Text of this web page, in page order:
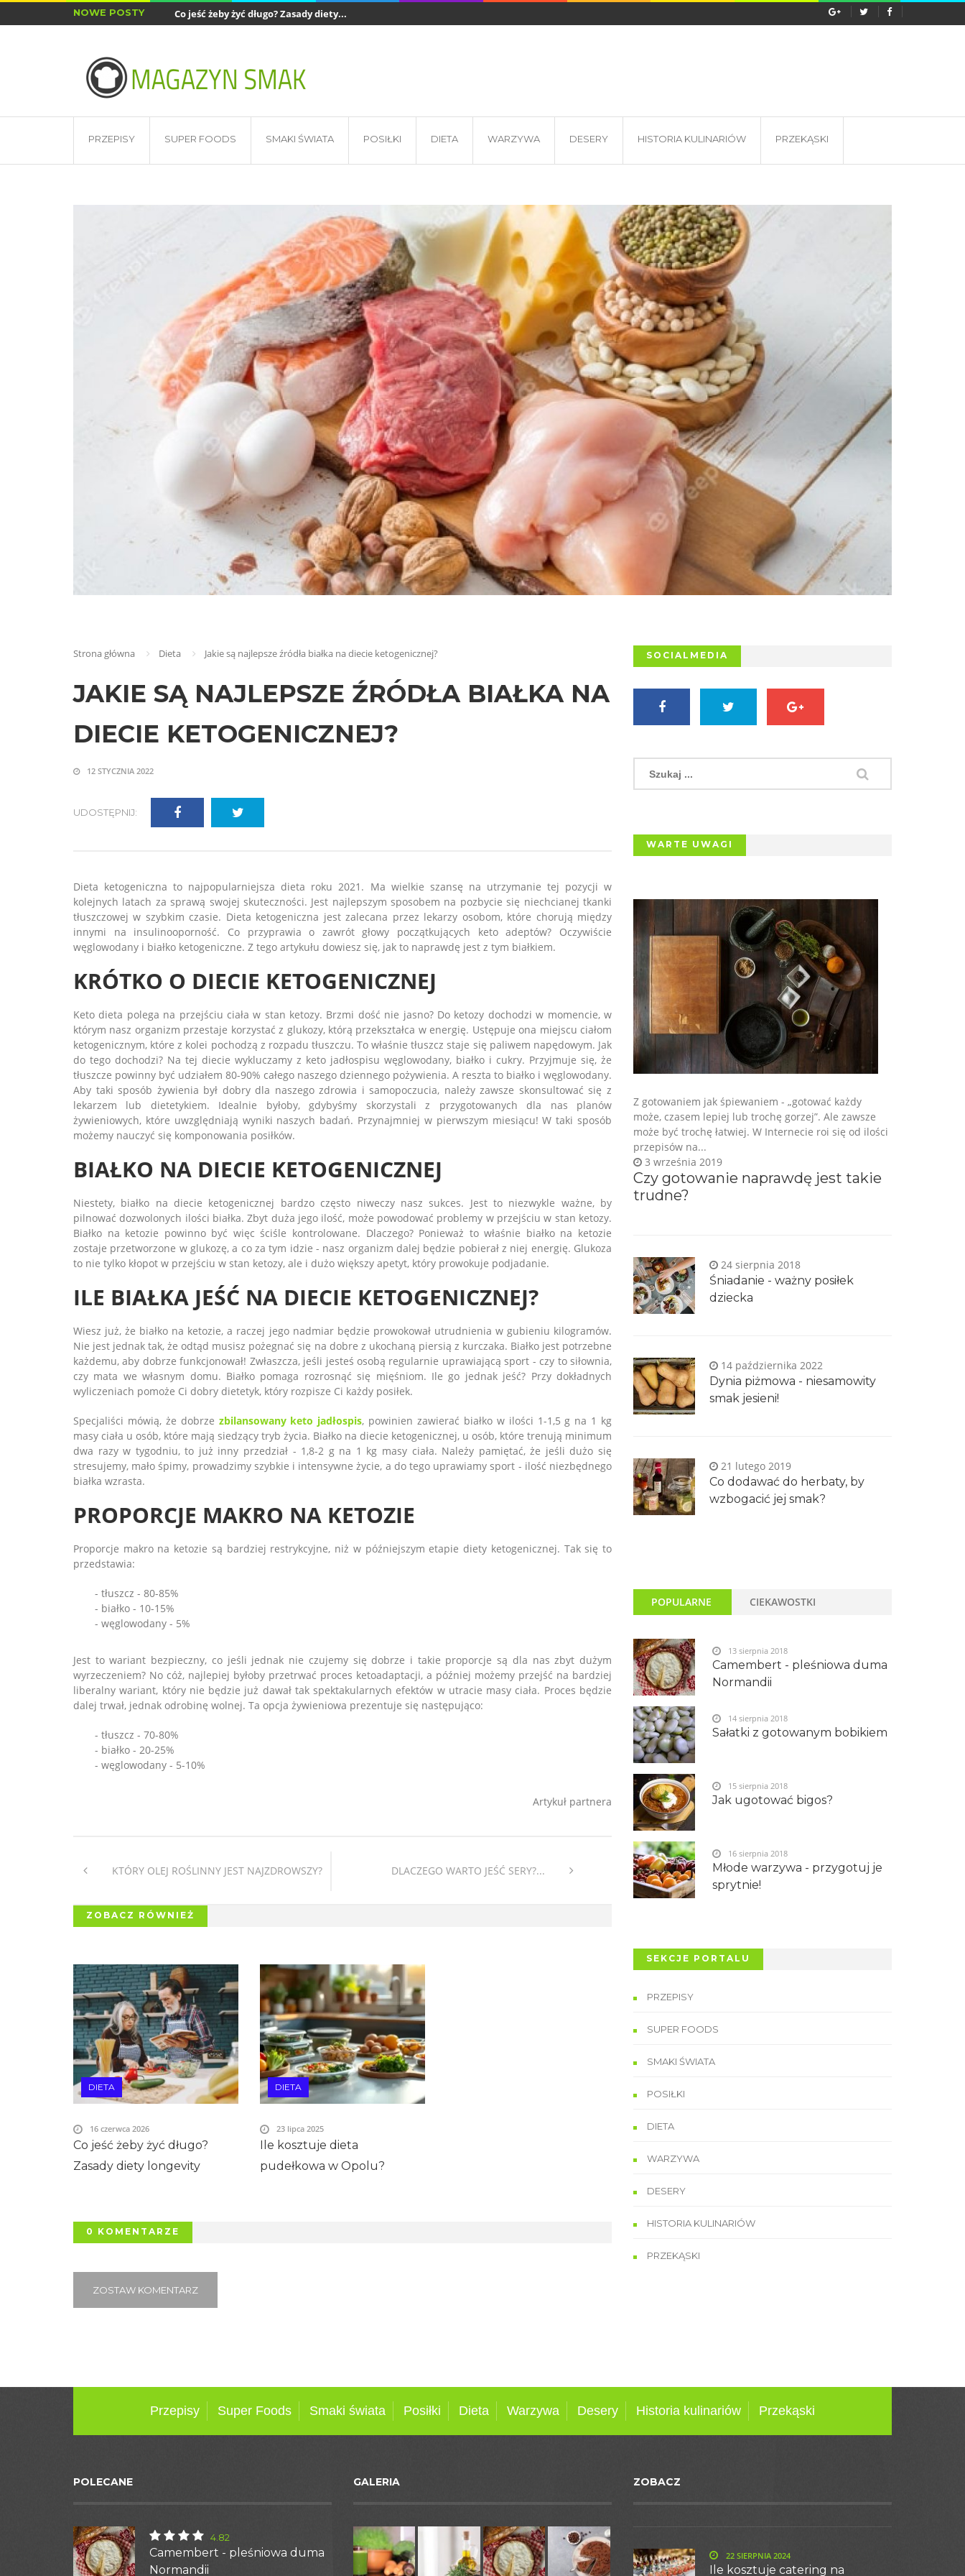
NOWE POSTY Co jeść żeby żyć długo? Zasady diety...
Najlepsze akcesoria do air fryera - wkładki...
PRZEPISY SUPER FOODS SMAKI ŚWIATA POSIŁKI DIETA WARZYWA DESERY HISTORIA KULINARIÓW PRZEKĄSKI
Strona główna Dieta Jakie są najlepsze źródła białka na diecie ketogenicznej?
JAKIE SĄ NAJLEPSZE ŹRÓDŁA BIAŁKA NA
DIECIE KETOGENICZNEJ?
12 STYCZNIA 2022
UDOSTĘPNIJ:
​Dieta ketogeniczna to najpopularniejsza dieta roku 2021. Ma wielkie szansę na utrzymanie tej pozycji w
kolejnych latach za sprawą swojej skuteczności. Jest najlepszym sposobem na pozbycie się niechcianej tkanki
tłuszczowej w szybkim czasie. Dieta ketogeniczna jest zalecana przez lekarzy osobom, które chorują między
innymi na insulinooporność. Co przyprawia o zawrót głowy początkujących keto adeptów? Oczywiście
węglowodany i białko ketogeniczne. Z tego artykułu dowiesz się, jak to naprawdę jest z tym białkiem.
KRÓTKO O DIECIE KETOGENICZNEJ
Keto dieta polega na przejściu ciała w stan ketozy. Brzmi dość nie jasno? Do ketozy dochodzi w momencie, w
którym nasz organizm przestaje korzystać z glukozy, którą przekształca w energię. Ustępuje ona miejscu ciałom
ketogenicznym, które z kolei pochodzą z rozpadu tłuszczu. To właśnie tłuszcz staje się paliwem napędowym. Jak
do tego dochodzi? Na tej diecie wykluczamy z keto jadłospisu węglowodany, białko i cukry. Przyjmuje się, że
tłuszcze powinny być udziałem 80-90% całego naszego dziennego pożywienia. A reszta to białko i węglowodany.
Aby taki sposób żywienia był dobry dla naszego zdrowia i samopoczucia, należy zawsze skonsultować się z
lekarzem lub dietetykiem. Idealnie byłoby, gdybyśmy skorzystali z przygotowanych dla nas planów
żywieniowych, które uwzględniają wyniki naszych badań. Przynajmniej w pierwszym miesiącu! W taki sposób
możemy nauczyć się komponowania posiłków.
BIAŁKO NA DIECIE KETOGENICZNEJ
Niestety, białko na diecie ketogenicznej bardzo często niweczy nasz sukces. Jest to niezwykle ważne, by
pilnować dozwolonych ilości białka. Zbyt duża jego ilość, może powodować problemy w przejściu w stan ketozy.
Białko na ketozie powinno być więc ściśle kontrolowane. Dlaczego? Ponieważ to właśnie białko na ketozie
zostaje przetworzone w glukozę, a co za tym idzie - nasz organizm dalej będzie pobierał z niej energię. Glukoza
to nie tylko kłopot w przejściu w stan ketozy, ale i dużo większy apetyt, który prowokuje podjadanie.
ILE BIAŁKA JEŚĆ NA DIECIE KETOGENICZNEJ?
Wiesz już, że białko na ketozie, a raczej jego nadmiar będzie prowokował utrudnienia w gubieniu kilogramów.
Nie jest jednak tak, że odtąd musisz pożegnać się na dobre z ukochaną piersią z kurczaka. Białko jest potrzebne
każdemu, aby dobrze funkcjonował! Zwłaszcza, jeśli jesteś osobą regularnie uprawiającą sport - czy to siłownia,
czy mata we własnym domu. Białko pomaga rozrosnąć się mięśniom. Ile go jednak jeść? Przy dokładnych
wyliczeniach pomoże Ci dobry dietetyk, który rozpisze Ci każdy posiłek.
Specjaliści mówią, że dobrze zbilansowany keto jadłospis, powinien zawierać białko w ilości 1-1,5 g na 1 kg
masy ciała u osób, które mają siedzący tryb życia. Białko na diecie ketogenicznej, u osób, które trenują minimum
dwa razy w tygodniu, to już inny przedział - 1,8-2 g na 1 kg masy ciała. Należy pamiętać, że jeśli dużo się
stresujemy, mało śpimy, prowadzimy szybkie i intensywne życie, a do tego uprawiamy sport - ilość niezbędnego
białka wzrasta.
PROPORCJE MAKRO NA KETOZIE
Proporcje makro na ketozie są bardziej restrykcyjne, niż w późniejszym etapie diety ketogenicznej. Tak się to
przedstawia:
- tłuszcz - 80-85%
- białko - 10-15%
- węglowodany - 5%
Jest to wariant bezpieczny, co jeśli jednak nie czujemy się dobrze i takie proporcje są dla nas zbyt dużym
wyrzeczeniem? No cóż, najlepiej byłoby przetrwać proces ketoadaptacji, a później możemy przejść na bardziej
liberalny wariant, który nie będzie już dawał tak spektakularnych efektów w utracie masy ciała. Proces będzie
dalej trwał, jednak odrobinę wolnej. Ta opcja żywieniowa prezentuje się następująco:
- tłuszcz - 70-80%
- białko - 20-25%
- węglowodany - 5-10%
Artykuł partnera
KTÓRY OLEJ ROŚLINNY JEST NAJZDROWSZY? DLACZEGO WARTO JEŚĆ SERY?...
ZOBACZ RÓWNIEŻ
DIETA
Co jeść żeby żyć długo?
Zasady diety longevity
16 czerwca 2026
DIETA
Ile kosztuje dieta
pudełkowa w Opolu?
23 lipca 2025
0 KOMENTARZE
ZOSTAW KOMENTARZ
SOCIALMEDIA
WARTE UWAGI
Czy gotowanie naprawdę jest takie
trudne?
3 września 2019
Z gotowaniem jak śpiewaniem - „gotować każdy
może, czasem lepiej lub trochę gorzej”. Ale zawsze
może być trochę łatwiej. W Internecie roi się od ilości
przepisów na...
Śniadanie - ważny posiłek
dziecka
24 sierpnia 2018
Dynia piżmowa - niesamowity
smak jesieni!
14 października 2022
Co dodawać do herbaty, by
wzbogacić jej smak?
21 lutego 2019
POPULARNE CIEKAWOSTKI
Camembert - pleśniowa duma
Normandii
13 sierpnia 2018
Sałatki z gotowanym bobikiem
14 sierpnia 2018
Jak ugotować bigos?
15 sierpnia 2018
Młode warzywa - przygotuj je
sprytnie!
16 sierpnia 2018
SEKCJE PORTALU
PRZEPISY
SUPER FOODS
SMAKI ŚWIATA
POSIŁKI
DIETA
WARZYWA
DESERY
HISTORIA KULINARIÓW
PRZEKĄSKI
Przepisy Super Foods Smaki świata Posiłki Dieta Warzywa Desery Historia kulinariów Przekąski
POLECANE
Camembert - pleśniowa duma
Normandii
4.82
GALERIA ZOBACZ
Ile kosztuje catering na
22 SIERPNIA 2024